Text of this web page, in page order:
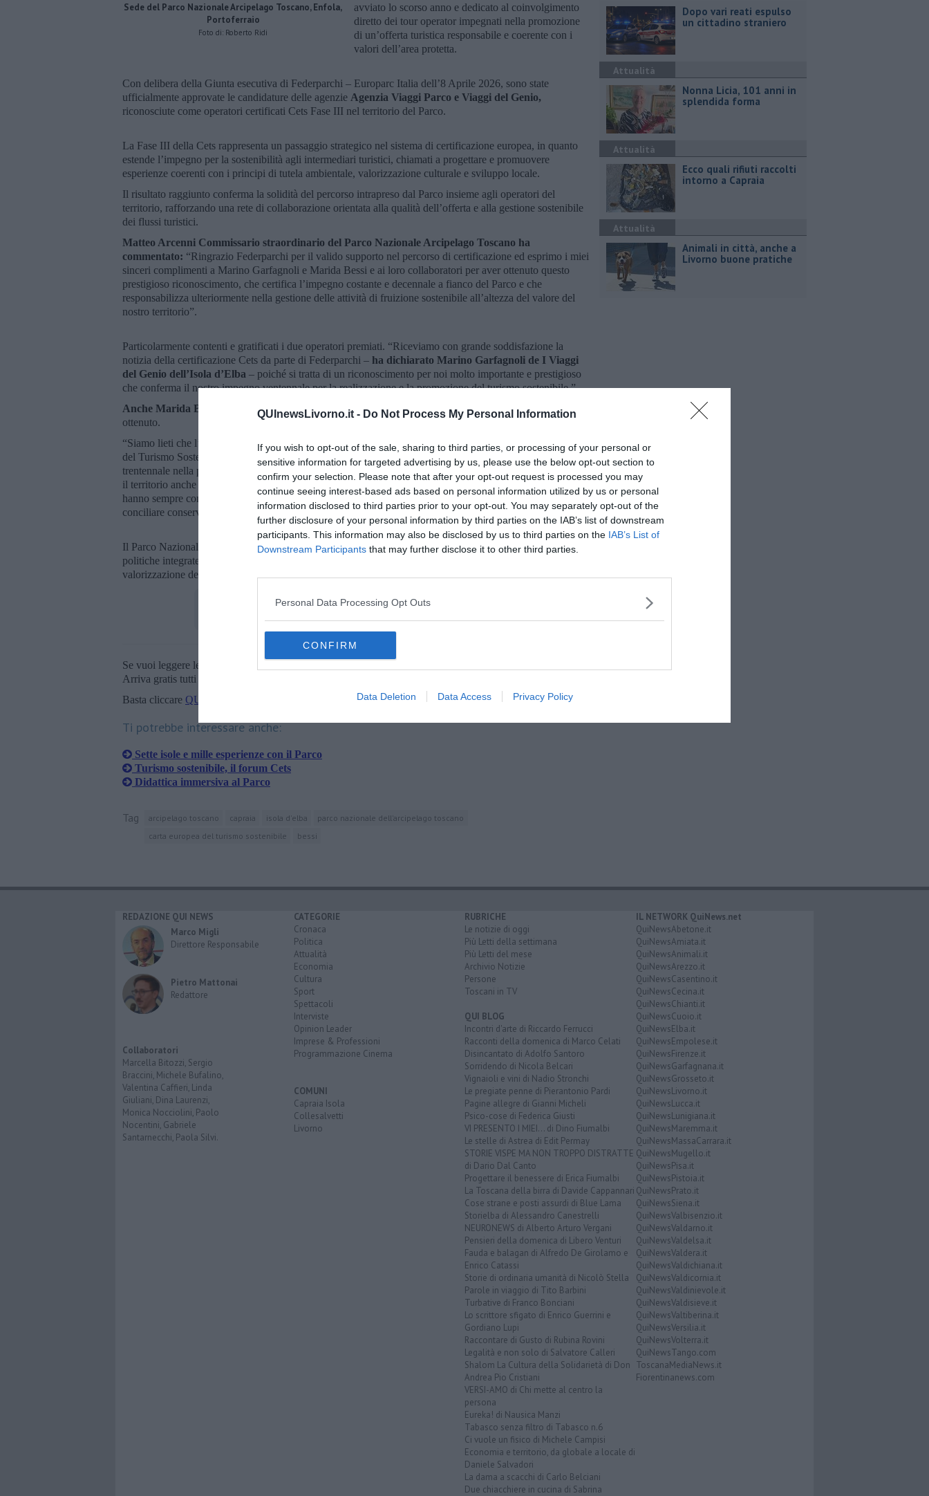
QUInewsLivorno.it - Do Not Process My Personal Information
If you wish to opt-out of the sale, sharing to third parties, or processing of your personal or
sensitive information for targeted advertising by us, please use the below opt-out section to
confirm your selection. Please note that after your opt-out request is processed you may
continue seeing interest-based ads based on personal information utilized by us or personal
information disclosed to third parties prior to your opt-out. You may separately opt-out of the
further disclosure of your personal information by third parties on the IAB’s list of downstream
participants. This information may also be disclosed by us to third parties on the IAB’s List of
Downstream Participants that may further disclose it to other third parties.
Personal Data Processing Opt Outs
CONFIRM
Data Deletion Data Access Privacy Policy
Sede del Parco Nazionale Arcipelago Toscano, Enfola,
Portoferraio
Foto di: Roberto Ridi
avviato lo scorso anno e dedicato al coinvolgimento
diretto dei tour operator impegnati nella promozione
di un’offerta turistica responsabile e coerente con i
valori dell’area protetta.
Con delibera della Giunta esecutiva di Federparchi – Europarc Italia dell’8 Aprile 2026, sono state
ufficialmente approvate le candidature delle agenzie Agenzia Viaggi Parco e Viaggi del Genio,
riconosciute come operatori certificati Cets Fase III nel territorio del Parco.
La Fase III della Cets rappresenta un passaggio strategico nel sistema di certificazione europea, in quanto
estende l’impegno per la sostenibilità agli intermediari turistici, chiamati a progettare e promuovere
esperienze coerenti con i principi di tutela ambientale, valorizzazione culturale e sviluppo locale.
Il risultato raggiunto conferma la solidità del percorso intrapreso dal Parco insieme agli operatori del
territorio, rafforzando una rete di collaborazione orientata alla qualità dell’offerta e alla gestione sostenibile
dei flussi turistici.
Matteo Arcenni Commissario straordinario del Parco Nazionale Arcipelago Toscano ha
commentato: “Ringrazio Federparchi per il valido supporto nel percorso di certificazione ed esprimo i miei
sinceri complimenti a Marino Garfagnoli e Marida Bessi e ai loro collaboratori per aver ottenuto questo
prestigioso riconoscimento, che certifica l’impegno costante e decennale a fianco del Parco e che
responsabilizza ulteriormente nella gestione delle attività di fruizione sostenibile all’altezza del valore del
nostro territorio”.
Particolarmente contenti e gratificati i due operatori premiati. “Riceviamo con grande soddisfazione la
notizia della certificazione Cets da parte di Federparchi – ha dichiarato Marino Garfagnoli de I Viaggi
del Genio dell’Isola d’Elba – poiché si tratta di un riconoscimento per noi molto importante e prestigioso
che conferma il nostro impegno ventennale per la realizzazione e la promozione del turismo sostenibile.”
Anche Marida Bessi Agenzia Viaggi Parco di Capraia Isolaha salutato con orgoglio il risultato
ottenuto.
“Siamo lieti che l’Agenzia, nata a Capraia negli anni ’90, possa oggi vantare l’adesione alla Carta Europea
del Turismo Sostenibile. Consideriamo questo traguardo un riconoscimento al nostro impegno più che
trentennale nella promozione di un turismo sostenibile, naturalistico ed esperienziale, capace di valorizzare
il territorio anche fuori stagione e di sostenere le economie locali delle piccole isole. Le nostre attività
hanno sempre coniugato rigore naturalistico e valorizzazione delle bellezze dell’isola, nell’ottica di
conciliare conservazione e sviluppo.”
Il Parco Nazionale Arcipelago Toscano conferma così il proprio ruolo di coordinamento e promozione di
politiche integrate per il turismo sostenibile, in linea con gli standard europei e con le strategie di tutela e
valorizzazione del patrimonio naturale e culturale.
Se vuoi leggere le notizie principali della Toscana iscriviti alla
Arriva gratis tutti i giorni alle 20:00 direttamente nella tua casella di posta.
Basta cliccare QUI
Ti potrebbe interessare anche:
Sette isole e mille esperienze con il Parco
Turismo sostenibile, il forum Cets
Didattica immersiva al Parco
Tag arcipelago toscano capraia isola d'elba
parco nazionale dell'arcipelago toscano
carta europea del turismo sostenibile
bessi
Dopo vari reati espulso
un cittadino straniero
Attualità
Nonna Licia, 101 anni in
splendida forma
Attualità
Ecco quali rifiuti raccolti
intorno a Capraia
Attualità
Animali in città, anche a
Livorno buone pratiche
REDAZIONE QUI NEWS
Marco Migli
Direttore Responsabile
Pietro Mattonai
Redattore
Collaboratori
Marcella Bitozzi, Sergio
Braccini, Michele Bufalino,
Valentina Caffieri, Linda
Giuliani, Dina Laurenzi,
Monica Nocciolini, Paolo
Nocentini, Gabriele
Santarnecchi, Paola Silvi.
CATEGORIE
Cronaca
Politica
Attualità
Economia
Cultura
Sport
Spettacoli
Interviste
Opinion Leader
Imprese & Professioni
Programmazione Cinema
COMUNI
Capraia Isola
Collesalvetti
Livorno
RUBRICHE
Le notizie di oggi
Più Letti della settimana
Più Letti del mese
Archivio Notizie
Persone
Toscani in TV
QUI BLOG
Incontri d'arte di Riccardo Ferrucci
Racconti della domenica di Marco Celati
Disincantato di Adolfo Santoro
Sorridendo di Nicola Belcari
Vignaioli e vini di Nadio Stronchi
Le pregiate penne di Pierantonio Pardi
Pagine allegre di Gianni Micheli
Psico-cose di Federica Giusti
VI PRESENTO I MIEI... di Dino Fiumalbi
Le stelle di Astrea di Edit Permay
STORIE VISPE MA NON TROPPO DISTRATTE
di Dario Dal Canto
Progettare il benessere di Erica Fiumalbi
La Toscana della birra di Davide Cappannari
Cose strane e posti assurdi di Blue Lama
Storielba di Alessandro Canestrelli
NEURONEWS di Alberto Arturo Vergani
Pensieri della domenica di Libero Venturi
Fauda e balagan di Alfredo De Girolamo e
Enrico Catassi
Storie di ordinaria umanità di Nicolò Stella
Parole in viaggio di Tito Barbini
Turbative di Franco Bonciani
Lo scrittore sfigato di Enrico Guerrini e
Gordiano Lupi
Raccontare di Gusto di Rubina Rovini
Legalità e non solo di Salvatore Calleri
Shalom La Cultura della Solidarietà di Don
Andrea Pio Cristiani
VERSI-AMO di Chi mette al centro la
persona
Eureka! di Nausica Manzi
Tabasco senza filtro di Tabasco n.6
Ci vuole un fisico di Michele Campisi
Economia e territorio, da globale a locale di
Daniele Salvadori
La dama a scacchi di Carlo Belciani
Due chiacchiere in cucina di Sabrina
IL NETWORK QuiNews.net
QuiNewsAbetone.it
QuiNewsAmiata.it
QuiNewsAnimali.it
QuiNewsArezzo.it
QuiNewsCasentino.it
QuiNewsCecina.it
QuiNewsChianti.it
QuiNewsCuoio.it
QuiNewsElba.it
QuiNewsEmpolese.it
QuiNewsFirenze.it
QuiNewsGarfagnana.it
QuiNewsGrosseto.it
QuiNewsLivorno.it
QuiNewsLucca.it
QuiNewsLunigiana.it
QuiNewsMaremma.it
QuiNewsMassaCarrara.it
QuiNewsMugello.it
QuiNewsPisa.it
QuiNewsPistoia.it
QuiNewsPrato.it
QuiNewsSiena.it
QuiNewsValbisenzio.it
QuiNewsValdarno.it
QuiNewsValdelsa.it
QuiNewsValdera.it
QuiNewsValdichiana.it
QuiNewsValdicornia.it
QuiNewsValdinievole.it
QuiNewsValdisieve.it
QuiNewsValtiberina.it
QuiNewsVersilia.it
QuiNewsVolterra.it
QuiNewsTango.com
ToscanaMediaNews.it
Fiorentinanews.com